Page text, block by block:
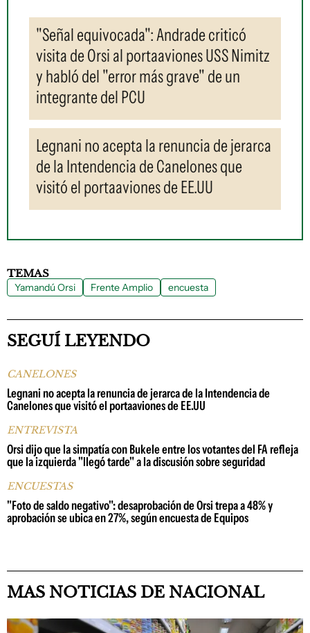
"Señal equivocada": Andrade criticó
visita de Orsi al portaaviones USS Nimitz
y habló del "error más grave" de un
integrante del PCU
Legnani no acepta la renuncia de jerarca
de la Intendencia de Canelones que
visitó el portaaviones de EE.UU
TEMAS
Yamandú Orsi Frente Amplio encuesta
SEGUÍ LEYENDO
CANELONES
Legnani no acepta la renuncia de jerarca de la Intendencia de
Canelones que visitó el portaaviones de EE.UU
ENTREVISTA
Orsi dijo que la simpatía con Bukele entre los votantes del FA refleja
que la izquierda "llegó tarde" a la discusión sobre seguridad
ENCUESTAS
"Foto de saldo negativo": desaprobación de Orsi trepa a 48% y
aprobación se ubica en 27%, según encuesta de Equipos
MAS NOTICIAS DE NACIONAL